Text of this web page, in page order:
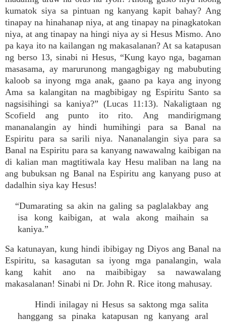
kumatok siya sa pintuan ng kanyang kapit bahay? Ang
tinapay na hinahanap niya, at ang tinapay na pinagkatokan
niya, at ang tinapay na hingi niya ay si Hesus Mismo. Ano
pa kaya ito na kailangan ng makasalanan? At sa katapusan
ng berso 13, sinabi ni Hesus, “Kung kayo nga, bagaman
masasama, ay marurunong mangagbigay ng mabubuting
kaloob sa inyong mga anak, gaano pa kaya ang inyong
Ama sa kalangitan na magbibigay ng Espiritu Santo sa
nagsisihingi sa kaniya?” (Lucas 11:13). Nakaligtaan ng
Scofield ang punto ito rito. Ang mandirigmang
mananalangin ay hindi humihingi para sa Banal na
Espiritu para sa sarili niya. Nananalangin siya para sa
Banal na Espiritu para sa kanyang nawawalng kaibigan na
di kalian man magtitiwala kay Hesu maliban na lang na
ang bubuksan ng Banal na Espiritu ang kanyang puso at
dadalhin siya kay Hesus!
“Dumarating sa akin na galing sa paglalakbay ang
isa kong kaibigan, at wala akong maihain sa
kaniya.”
Sa katunayan, kung hindi ibibigay ng Diyos ang Banal na
Espiritu, sa kasagutan sa iyong mga panalangin, wala
kang kahit ano na maibibigay sa nawawalang
makasalanan! Sinabi ni Dr. John R. Rice itong mahusay.
Hindi inilagay ni Hesus sa saktong mga salita
hanggang sa pinaka katapusan ng kanyang aral